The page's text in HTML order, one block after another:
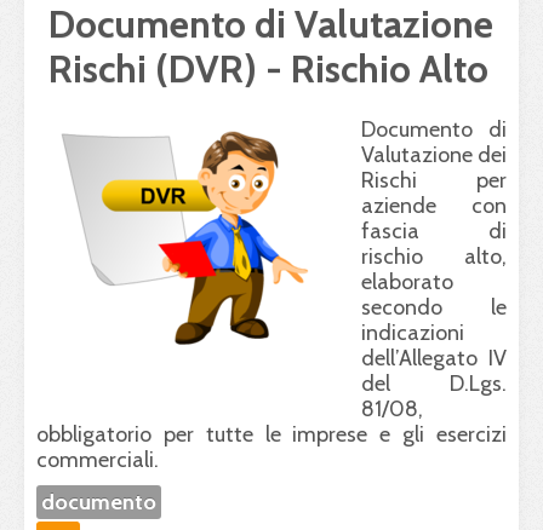
Documento di Valutazione
Rischi (DVR) - Rischio Alto
Documento di
Valutazione dei
Rischi per
aziende con
fascia di
rischio alto,
elaborato
secondo le
indicazioni
dell’Allegato IV
del D.Lgs.
81/08,
obbligatorio per tutte le imprese e gli esercizi
commerciali.
documento